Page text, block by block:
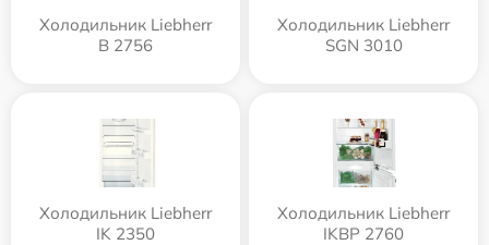
Холодильник Liebherr
B 2756
Холодильник Liebherr
SGN 3010
Холодильник Liebherr
IK 2350
Холодильник Liebherr
IKBP 2760